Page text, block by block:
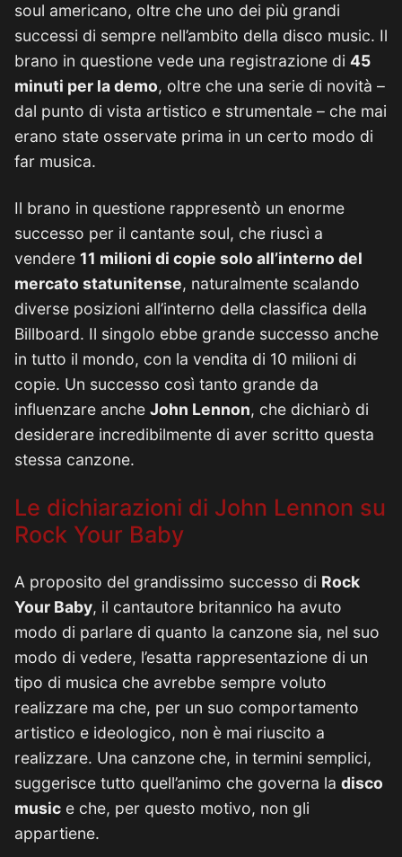
soul americano, oltre che uno dei più grandi
successi di sempre nell’ambito della disco music. Il
brano in questione vede una registrazione di 45
minuti per la demo, oltre che una serie di novità –
dal punto di vista artistico e strumentale – che mai
erano state osservate prima in un certo modo di
far musica.
Il brano in questione rappresentò un enorme
successo per il cantante soul, che riuscì a
vendere 11 milioni di copie solo all’interno del
mercato statunitense, naturalmente scalando
diverse posizioni all’interno della classifica della
Billboard. Il singolo ebbe grande successo anche
in tutto il mondo, con la vendita di 10 milioni di
copie. Un successo così tanto grande da
influenzare anche John Lennon, che dichiarò di
desiderare incredibilmente di aver scritto questa
stessa canzone.
Le dichiarazioni di John Lennon su
Rock Your Baby
A proposito del grandissimo successo di Rock
Your Baby, il cantautore britannico ha avuto
modo di parlare di quanto la canzone sia, nel suo
modo di vedere, l’esatta rappresentazione di un
tipo di musica che avrebbe sempre voluto
realizzare ma che, per un suo comportamento
artistico e ideologico, non è mai riuscito a
realizzare. Una canzone che, in termini semplici,
suggerisce tutto quell’animo che governa la disco
music e che, per questo motivo, non gli
appartiene.